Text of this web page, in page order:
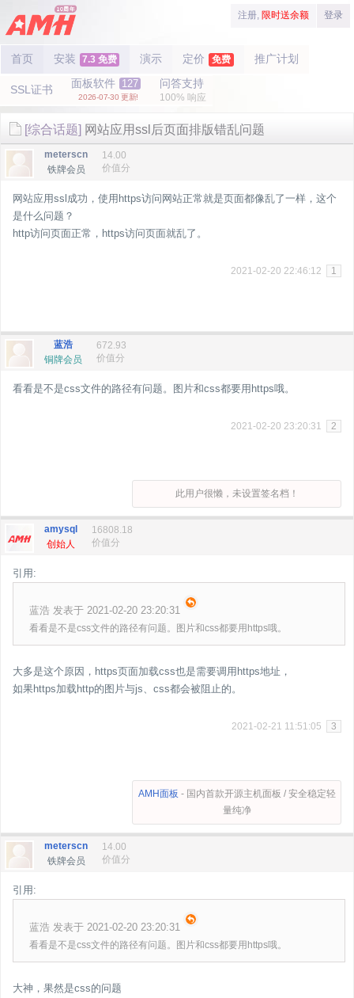
注册, 限时送余额 登录
首页 安装 7.3 免费 演示 定价 免费 推广计划
SSL证书 面板软件 127
2026-07-30 更新!
问答支持
100% 响应
[综合话题] 网站应用ssl后页面排版错乱问题
meterscn
铁牌会员
14.00
价值分
网站应用ssl成功，使用https访问网站正常就是页面都像乱了一样，这个
是什么问题？
http访问页面正常，https访问页面就乱了。
2021-02-20 22:46:12 1
蓝浩
铜牌会员
672.93
价值分
看看是不是css文件的路径有问题。图片和css都要用https哦。
2021-02-20 23:20:31 2
此用户很懒，未设置签名档！
amysql
创始人
16808.18
价值分
引用:
蓝浩 发表于 2021-02-20 23:20:31
看看是不是css文件的路径有问题。图片和css都要用https哦。
大多是这个原因，https页面加载css也是需要调用https地址，
如果https加载http的图片与js、css都会被阻止的。
2021-02-21 11:51:05 3
AMH面板 - 国内首款开源主机面板 / 安全稳定轻
量纯净
meterscn
铁牌会员
14.00
价值分
引用:
蓝浩 发表于 2021-02-20 23:20:31
看看是不是css文件的路径有问题。图片和css都要用https哦。
大神，果然是css的问题